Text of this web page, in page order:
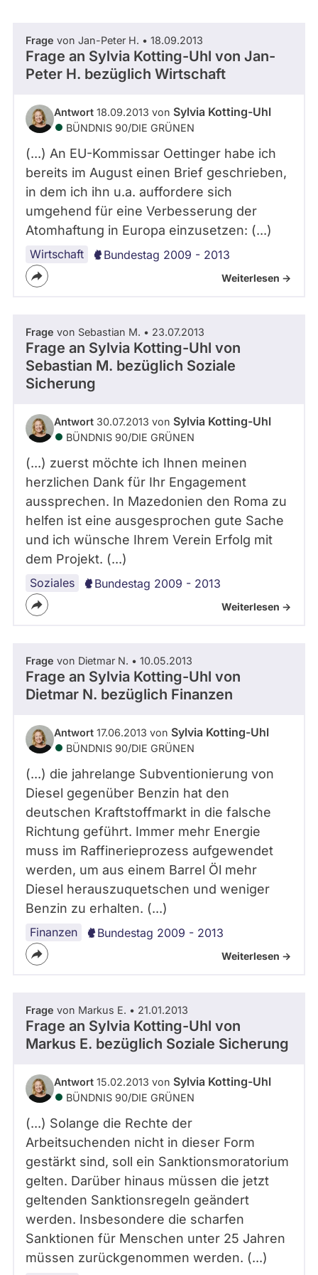
befragt
werden.
Thema
- Alle -
Frage von Jan-Peter H. • 18.09.2013
Frage an Sylvia Kotting-Uhl von Jan-
Peter H. bezüglich Wirtschaft
Antwort 18.09.2013 von Sylvia Kotting-Uhl
BÜNDNIS 90/­DIE GRÜNEN
(...) An EU-Kommissar Oettinger habe ich
bereits im August einen Brief geschrieben,
in dem ich ihn u.a. auffordere sich
umgehend für eine Verbesserung der
Atomhaftung in Europa einzusetzen: (...)
Wirtschaft Bundestag 2009 - 2013
Weiterlesen ->
Frage von Sebastian M. • 23.07.2013
Frage an Sylvia Kotting-Uhl von
Sebastian M. bezüglich Soziale
Sicherung
Antwort 30.07.2013 von Sylvia Kotting-Uhl
BÜNDNIS 90/­DIE GRÜNEN
(...) zuerst möchte ich Ihnen meinen
herzlichen Dank für Ihr Engagement
aussprechen. In Mazedonien den Roma zu
helfen ist eine ausgesprochen gute Sache
und ich wünsche Ihrem Verein Erfolg mit
dem Projekt. (...)
Soziales Bundestag 2009 - 2013
Weiterlesen ->
Frage von Dietmar N. • 10.05.2013
Frage an Sylvia Kotting-Uhl von
Dietmar N. bezüglich Finanzen
Antwort 17.06.2013 von Sylvia Kotting-Uhl
BÜNDNIS 90/­DIE GRÜNEN
(...) die jahrelange Subventionierung von
Diesel gegenüber Benzin hat den
deutschen Kraftstoffmarkt in die falsche
Richtung geführt. Immer mehr Energie
muss im Raffinerieprozess aufgewendet
werden, um aus einem Barrel Öl mehr
Diesel herauszuquetschen und weniger
Benzin zu erhalten. (...)
Finanzen Bundestag 2009 - 2013
Weiterlesen ->
Frage von Markus E. • 21.01.2013
Frage an Sylvia Kotting-Uhl von
Markus E. bezüglich Soziale Sicherung
Antwort 15.02.2013 von Sylvia Kotting-Uhl
BÜNDNIS 90/­DIE GRÜNEN
(...) Solange die Rechte der
Arbeitsuchenden nicht in dieser Form
gestärkt sind, soll ein Sanktionsmoratorium
gelten. Darüber hinaus müssen die jetzt
geltenden Sanktionsregeln geändert
werden. Insbesondere die scharfen
Sanktionen für Menschen unter 25 Jahren
müssen zurückgenommen werden. (...)